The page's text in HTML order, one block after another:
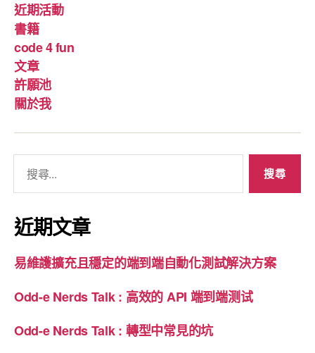
覽
近期活動
書籍
code 4 fun
文章
許願池
關於我
關
鍵
字
近期文章
易維護擴充且穩定的端到端自動化測試解決方案
Odd-e Nerds Talk : 高效的 API 端到端测试
Odd-e Nerds Talk : 轉型中常見的坑